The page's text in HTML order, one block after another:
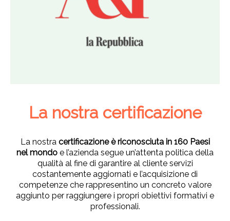
La nostra certificazione
La nostra certificazione è riconosciuta in 160 Paesi
nel mondo e l’azienda segue un’attenta politica della
qualità al fine di garantire al cliente servizi
costantemente aggiornati e l’acquisizione di
competenze che rappresentino un concreto valore
aggiunto per raggiungere i propri obiettivi formativi e
professionali.